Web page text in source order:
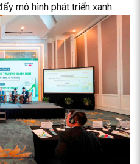
mô hình phát triển xanh.